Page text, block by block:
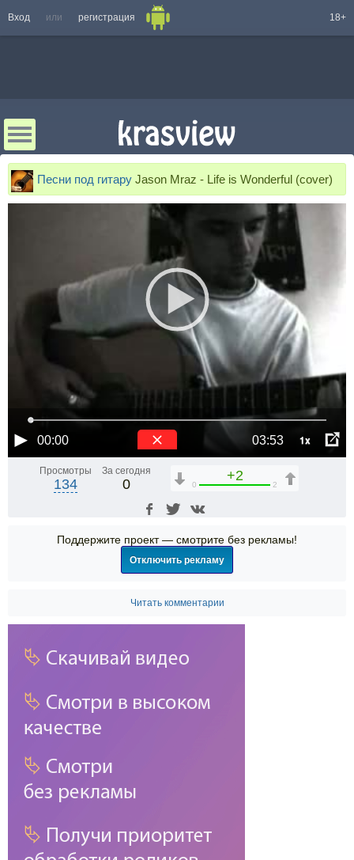
Вход или регистрация 18+
Песни под гитару Jason Mraz - Life is Wonderful (cover)
00:00 03:53 1x
Просмотры
134
За сегодня
0
+2
0 2
Поддержите проект — смотрите без рекламы!
Отключить рекламу
Читать комментарии